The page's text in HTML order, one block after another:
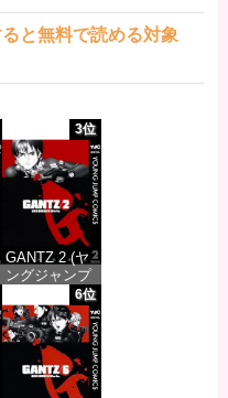
と無料で読める対象
3位
GANTZ 2 (ヤ
ングジャンプ
コミックス
DIGITAL)
価格：¥100
6位